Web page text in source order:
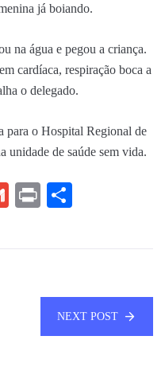
já boiando.
na água e pegou a criança.
cardíaca, respiração boca a
o delegado.
para o Hospital Regional de
unidade de saúde sem vida.
Gmail
Print
NEXT POST